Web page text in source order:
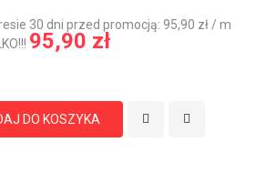
30 dni przed promocją: 95,90 zł / m
95,90 zł
DO KOSZYKA